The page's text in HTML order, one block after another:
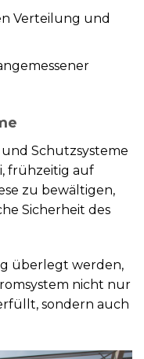
Verteilung und
Schutzsysteme
frühzeitig auf
zu bewältigen,
Sicherheit des
überlegt werden,
nicht nur
sondern auch